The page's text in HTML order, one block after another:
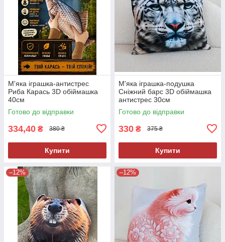
М'яка іграшка-антистрес
Риба Карась 3D обіймашка
40см
Готово до відправки
334,40 ₴ 380 ₴
Купити
М'яка іграшка-подушка
Сніжний барс 3D обіймашка
антистрес 30см
Готово до відправки
330 ₴ 375 ₴
Купити
–12% –12%